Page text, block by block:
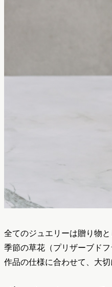
全てのジュエリーは贈り物
季節の草花（プリザーブド
作品の仕様に合わせて、大切